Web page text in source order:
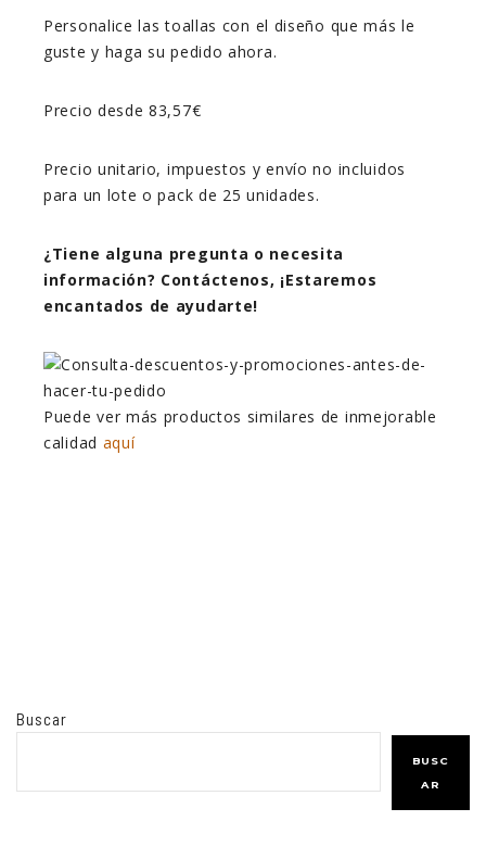
Personalice las toallas con el diseño que más le
guste y haga su pedido ahora.
Precio desde 83,57€
Precio unitario, impuestos y envío no incluidos
para un lote o pack de 25 unidades.
¿Tiene alguna pregunta o necesita
información? Contáctenos, ¡Estaremos
encantados de ayudarte!
Puede ver más productos similares de inmejorable
calidad aquí
Buscar
BUSC
AR